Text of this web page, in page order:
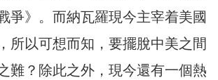
爭》。而納瓦羅現今主宰着美國
所以可想而知，要擺脫中美之間
難？除此之外，現今還有一個熱